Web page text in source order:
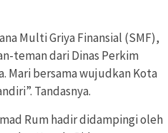
Multi Griya Finansial (SMF),
teman dari Dinas Perkim
Mari bersama wujudkan Kota
Tandasnya.
Rum hadir didampingi oleh